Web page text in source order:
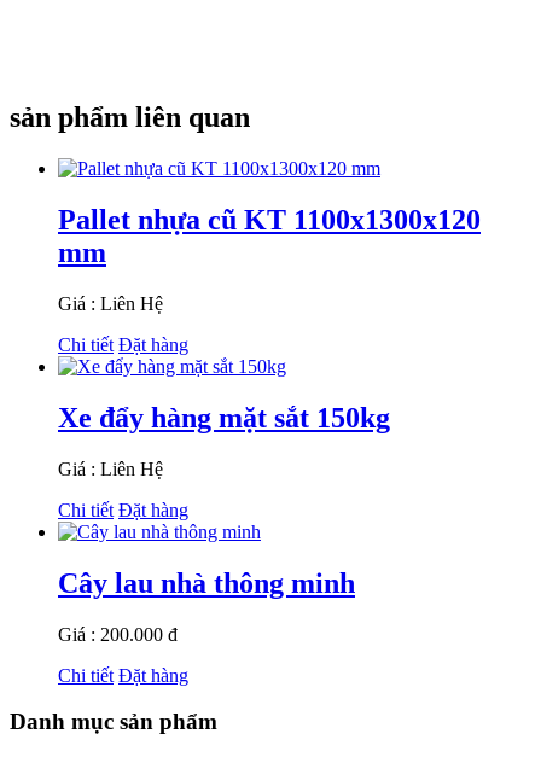
sản phẩm liên quan
Pallet nhựa cũ KT 1100x1300x120
mm
Giá : Liên Hệ
Chi tiết Đặt hàng
Xe đẩy hàng mặt sắt 150kg
Giá : Liên Hệ
Chi tiết Đặt hàng
Cây lau nhà thông minh
Giá : 200.000 đ
Chi tiết Đặt hàng
Danh mục sản phẩm